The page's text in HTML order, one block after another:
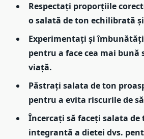
Respectați proporțiile
o salată de ton echilibrată
Experimentați și
pentru a face cea mai bună
viață.
Păstrați salata de ton
pentru a evita riscurile de
Încercați să faceți salata de
integrantă a dietei dvs.